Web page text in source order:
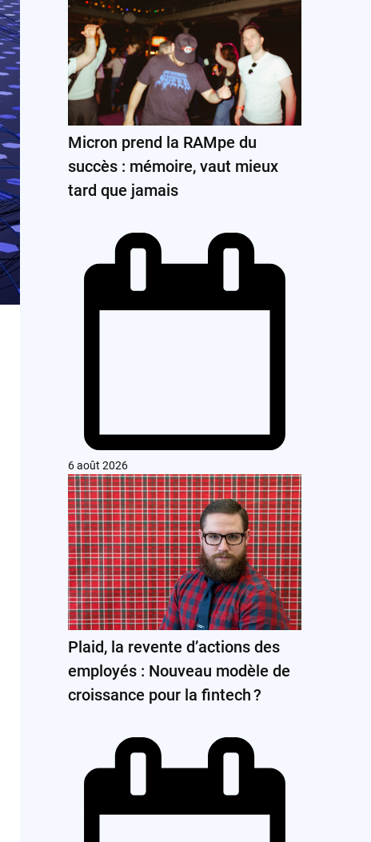
Micron prend la RAMpe du
succès : mémoire, vaut mieux
tard que jamais
6 août 2026
Plaid, la revente d’actions des
employés : Nouveau modèle de
croissance pour la fintech ?